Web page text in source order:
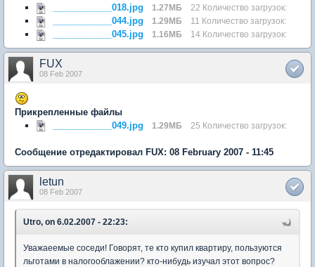
____________018.jpg
1.27МБ 22 Количество загрузок:
____________044.jpg 1.29МБ 11 Количество загрузок:
____________045.jpg 1.16МБ 14 Количество загрузок:
FUX
08 Feb 2007
Прикрепленные файлы
____________049.jpg
1.29МБ 25 Количество загрузок:
Сообщение отредактировал FUX: 08 February 2007 - 11:45
letun
08 Feb 2007
Utro, on 6.02.2007 - 22:23:
Уважаеемые соседи! Говорят, те кто купил квартиру, пользуются
льготами в налогооблажении? кто-нибудь изучал этот вопрос?